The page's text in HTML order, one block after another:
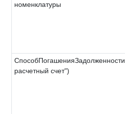
номенклатуры
расчетный счет")